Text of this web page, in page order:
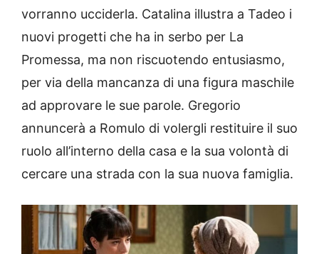
vorranno ucciderla. Catalina illustra a Tadeo i
nuovi progetti che ha in serbo per La
Promessa, ma non riscuotendo entusiasmo,
per via della mancanza di una figura maschile
ad approvare le sue parole. Gregorio
annuncerà a Romulo di volergli restituire il suo
ruolo all’interno della casa e la sua volontà di
cercare una strada con la sua nuova famiglia.